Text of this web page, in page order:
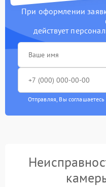
При оформлении
действует
Отправляя, Вы соглашаетесь